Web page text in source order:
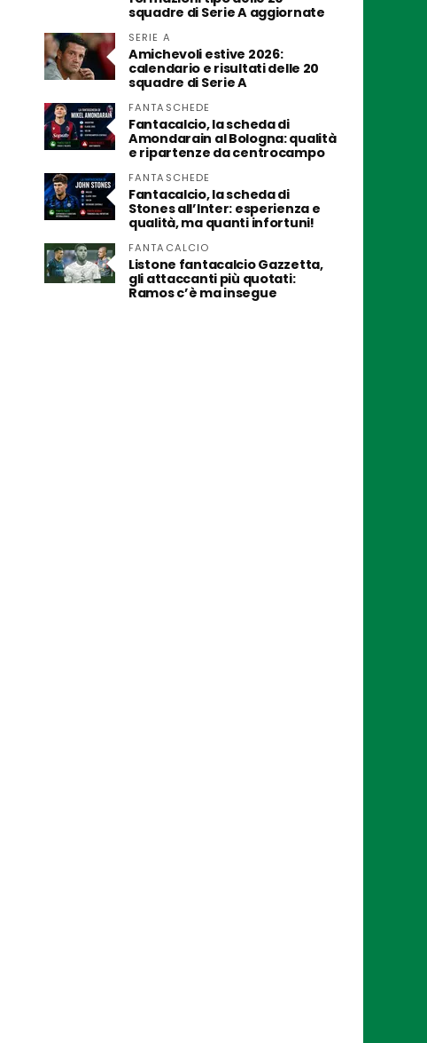
squadre di Serie A aggiornate
SERIE A
Amichevoli estive 2026:
calendario e risultati delle 20
squadre di Serie A
FANTASCHEDE
Fantacalcio, la scheda di
Amondarain al Bologna: qualità
e ripartenze da centrocampo
FANTASCHEDE
Fantacalcio, la scheda di
Stones all’Inter: esperienza e
qualità, ma quanti infortuni!
FANTACALCIO
Listone fantacalcio Gazzetta,
gli attaccanti più quotati:
Ramos c’è ma insegue